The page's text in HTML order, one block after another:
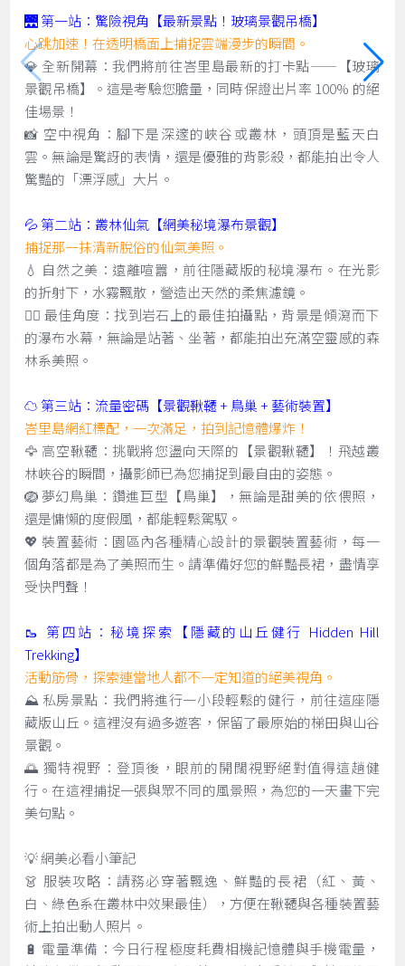
🌉 第一站：驚險視角【最新景點！玻璃景觀吊橋】
心跳加速！在透明橋面上捕捉雲端漫步的瞬間。
💎 全新開幕：我們將前往峇里島最新的打卡點——【玻璃
景觀吊橋】。這是考驗您膽量，同時保證出片率 100% 的絕
佳場景！
📸 空中視角：腳下是深邃的峽谷或叢林，頭頂是藍天白
雲。無論是驚訝的表情，還是優雅的背影殺，都能拍出令人
驚豔的「漂浮感」大片。
💦 第二站：叢林仙氣【網美秘境瀑布景觀】
捕捉那一抹清新脫俗的仙氣美照。
💧 自然之美：遠離喧囂，前往隱藏版的秘境瀑布。在光影
的折射下，水霧飄散，營造出天然的柔焦濾鏡。
🧚‍♀️ 最佳角度：找到岩石上的最佳拍攝點，背景是傾瀉而下
的瀑布水幕，無論是站著、坐著，都能拍出充滿空靈感的森
林系美照。
☁️ 第三站：流量密碼【景觀鞦韆 + 鳥巢 + 藝術裝置】
峇里島網紅標配，一次滿足，拍到記憶體爆炸！
🦅 高空鞦韆：挑戰將您盪向天際的【景觀鞦韆】！飛越叢
林峽谷的瞬間，攝影師已為您捕捉到最自由的姿態。
🪺 夢幻鳥巢：鑽進巨型【鳥巢】，無論是甜美的依偎照，
還是慵懶的度假風，都能輕鬆駕馭。
💖 裝置藝術：園區內各種精心設計的景觀裝置藝術，每一
個角落都是為了美照而生。請準備好您的鮮豔長裙，盡情享
受快門聲！
🥾 第四站：秘境探索【隱藏的山丘健行 Hidden Hill
Trekking】
活動筋骨，探索連當地人都不一定知道的絕美視角。
⛰️ 私房景點：我們將進行一小段輕鬆的健行，前往這座隱
藏版山丘。這裡沒有過多遊客，保留了最原始的梯田與山谷
景觀。
🌅 獨特視野：登頂後，眼前的開闊視野絕對值得這趟健
行。在這裡捕捉一張與眾不同的風景照，為您的一天畫下完
美句點。
💡 網美必看小筆記
👗 服裝攻略：請務必穿著飄逸、鮮豔的長裙（紅、黃、
白、綠色系在叢林中效果最佳），方便在鞦韆與各種裝置藝
術上拍出動人照片。
🔋 電量準備：今日行程極度耗費相機記憶體與手機電量，